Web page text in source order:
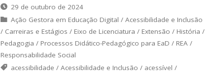
29 de outubro de 2024
Ação Gestora em Educação Digital /Acessibilidade e Inclusão
/ Carreiras e Estágios / Eixo de Licenciatura / Extensão / História /
Pedagogia / Processos Didático-Pedagógico para EaD / REA/
Responsabilidade Social
acessibilidade /Acessibilidade e Inclusão / acessível /